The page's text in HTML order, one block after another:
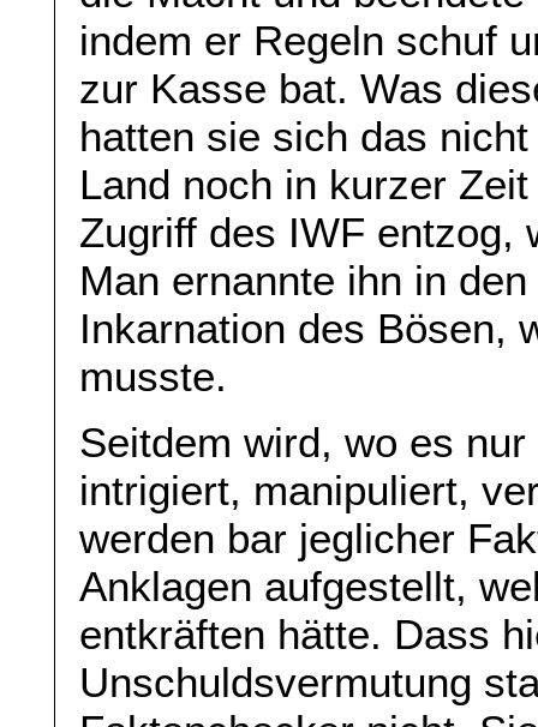
indem er Regeln schuf
zur Kasse bat. Was
hatten sie sich das
Land noch in kurzer
Zugriff des IWF entzog,
Man ernannte ihn in
Inkarnation des Bösen,
musste.
Seitdem wird, wo es
intrigiert, manipuliert,
werden bar jeglicher
Anklagen aufgestellt,
entkräften hätte. Dass
Unschuldsvermutung